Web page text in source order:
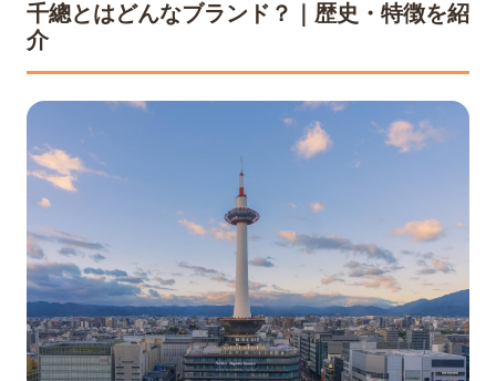
千總とはどんなブランド？｜歴史・特徴を紹
介